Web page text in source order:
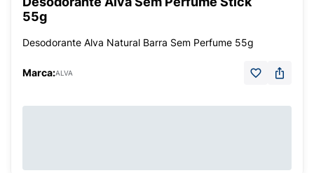
55g
Desodorante Alva Natural Barra Sem Perfume 55g
Marca:ALVA